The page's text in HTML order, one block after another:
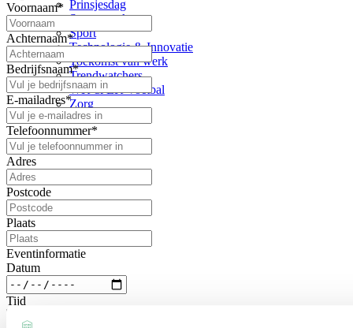
Prinsjesdag
Samenwerken
Sport
Technologie & Innovatie
Toekomst van werk
Trendwatchers
WK & EK Voetbal
Zorg
Voornaam*
Achternaam*
Bedrijfsnaam*
E-mailadres*
Telefoonnummer*
Adres
Postcode
Plaats
Eventinformatie
Datum
Tijd